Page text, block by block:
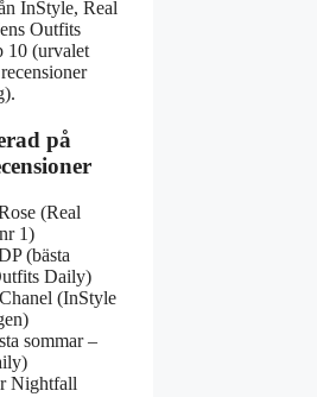
InStyle, Real
Outfits
10 (urvalet
på
(Real
1)
(bästa
Daily)
(InStyle
sommar –
Nightfall